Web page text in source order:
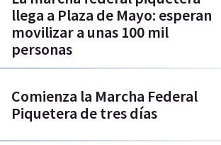
llega a Plaza de Mayo: esperan
movilizar a unas 100 mil
personas
Comienza la Marcha Federal
Piquetera de tres días